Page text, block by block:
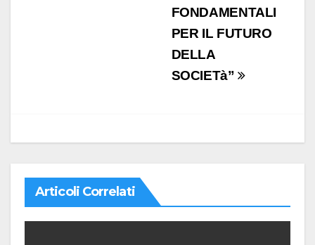
FONDAMENTALI
PER IL FUTURO
DELLA
SOCIETà”
Articoli Correlati